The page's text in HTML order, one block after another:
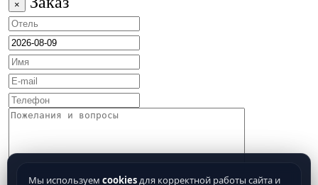
×
Мы используем cookiesдля корректной работы сайта и